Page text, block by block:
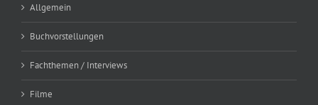
Allgemein
Buchvorstellungen
Fachthemen / Interviews
Filme